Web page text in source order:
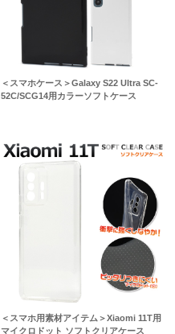
＜スマホケース＞Galaxy S22 Ultra SC-
52C/SCG14用カラーソフトケース
＜スマホ用素材アイテム＞Xiaomi 11T用
マイクロドット ソフトクリアケース